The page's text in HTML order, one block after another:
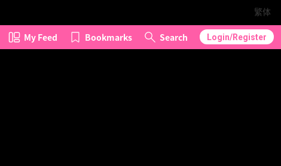
繁体
My Feed Bookmarks Search Login/Register